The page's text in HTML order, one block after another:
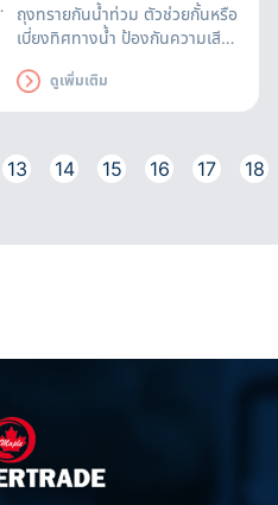
ถุงทรายกันน้ำท่วม ตัวช่วยกั้นหรือ
เบี่ยงทิศทางน้ำ ป้องกันความเสีย
ถึง 3 เดือน ถุงทรายดูดซับน้ำได้
อย่างรวดเร็ว มีหูหิ้วสะดวกต่อการ
ดูเพิ่มเติม
13 14 15 16 17 18